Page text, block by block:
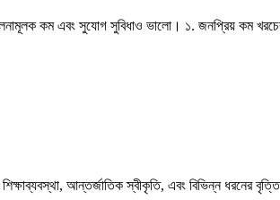
কম এবং সুযোগ সুবিধাও ভালো। ১. জনপ্রিয় কম
আন্তর্জাতিক স্বীকৃতি, এবং বিভিন্ন ধরনের